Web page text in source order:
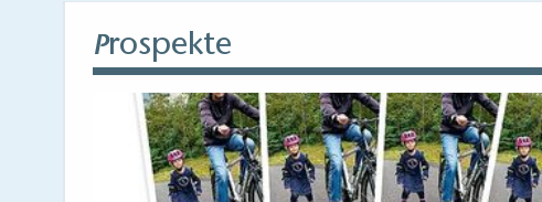
Prospekte